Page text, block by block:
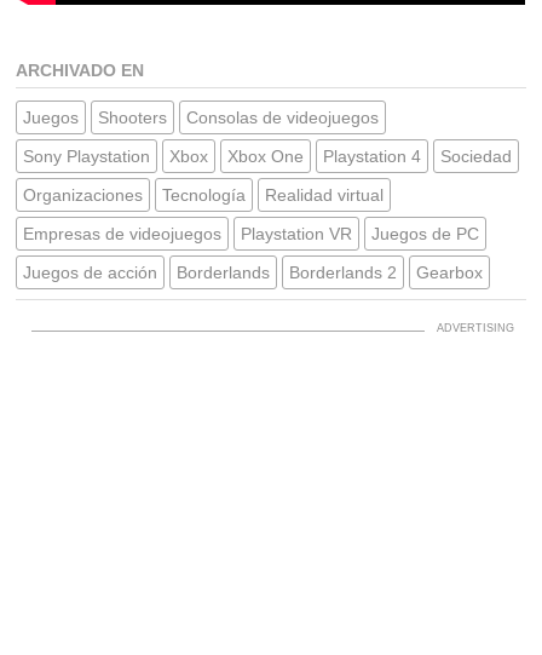
ARCHIVADO EN
Juegos Shooters
Consolas de videojuegos
Sony Playstation
Xbox Xbox One Playstation 4
Sociedad
Organizaciones
Tecnología
Realidad virtual
Empresas de videojuegos
Playstation VR
Juegos de PC
Juegos de acción
Borderlands Borderlands 2 Gearbox